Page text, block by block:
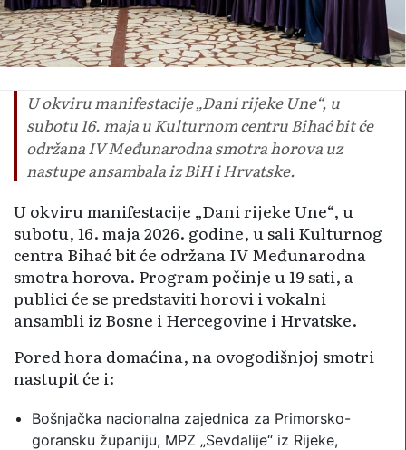
U okviru manifestacije „Dani rijeke Une“, u
subotu 16. maja u Kulturnom centru Bihać bit će
održana IV Međunarodna smotra horova uz
nastupe ansambala iz BiH i Hrvatske.
U okviru manifestacije „Dani rijeke Une“, u
subotu, 16. maja 2026. godine, u sali Kulturnog
centra Bihać bit će održana IV Međunarodna
smotra horova. Program počinje u 19 sati, a
publici će se predstaviti horovi i vokalni
ansambli iz Bosne i Hercegovine i Hrvatske.
Pored hora domaćina, na ovogodišnjoj smotri
nastupit će i:
Bošnjačka nacionalna zajednica za Primorsko-
goransku županiju, MPZ „Sevdalije“ iz Rijeke,